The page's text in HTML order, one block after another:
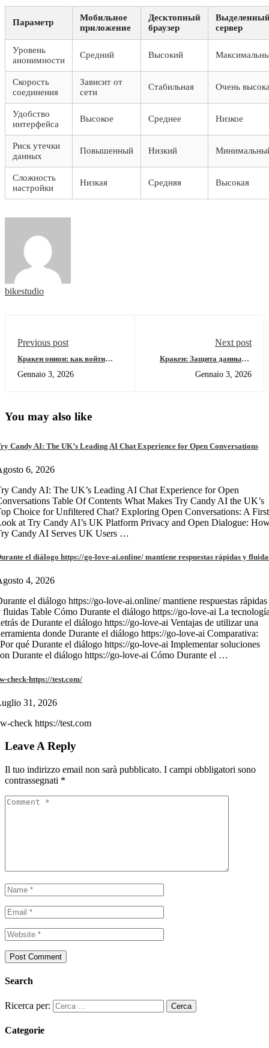
Параметр
Мобильное
приложение
Десктопный
браузер
сервер
Уровень
анонимности
Средний Высокий
Скорость
соединения
Зависит от
сети
Стабильная Очень
Удобство
интерфейса
Высокое Среднее Низкое
Риск утечки
данных
Повышенный Низкий
Сложность
настройки
Низкая Средняя Высокая
bikestudio
Previous post
Кракен онион: как войти
через рабочее зеркало 2026
Gennaio 3, 2026
Next post
Кракен: Защита данных и
Gennaio 3, 2026
You may also like
Candy AI: The UK’s Leading AI Chat Experience for Open Conversations
6, 2026
Candy AI: The UK’s Leading AI Chat Experience for Open
Table Of Contents What Makes Try Candy AI the UK’s
Choice for Unfiltered Chat? Exploring Open Conversations: A First
at Try Candy AI’s UK Platform Privacy and Open Dialogue:
Candy AI Serves UK Users …
el diálogo https://go-love-ai.online/ mantiene respuestas rápidas y
4, 2026
el diálogo https://go-love-ai.online/ mantiene respuestas rápidas
fluidas Table Cómo Durante el diálogo https://go-love-ai La
de Durante el diálogo https://go-love-ai Ventajas de utilizar una
donde Durante el diálogo https://go-love-ai Comparativa:
qué Durante el diálogo https://go-love-ai Implementar soluciones
Durante el diálogo https://go-love-ai Cómo Durante el …
check-https://test.com/
31, 2026
check https://test.com
Leave A Reply
Il tuo indirizzo email non sarà pubblicato. I campi obbligatori sono
contrassegnati *
Search
Ricerca per:
Categorie